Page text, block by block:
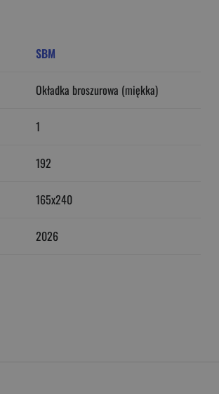
SBM
Okładka broszurowa (miękka)
1
192
165x240
2026